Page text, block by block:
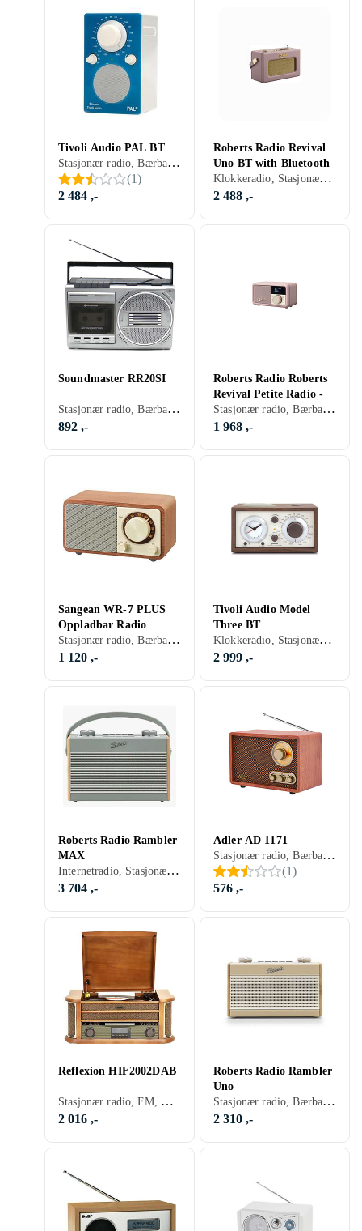
Tivoli Audio PAL BT
Stasjonær radio, Bærbar radio, FM, AM, DAB, DAB+, Oppladbart batteri, Allværsbeskyttelse (fuktighet/støv), Retro Radio, Hodetelefonutgang, Analog 3,5mm-inngang
(1)
2 484 ,-
Roberts Radio Revival
Uno BT with Bluetooth
Klokkeradio, Stasjonær radio, Bærbar radio, FM, DAB, DAB+, Batteri, RDS-radio, Klokkeradio med alarm, Retro Radio, Hodetelefonutgang, USB, Analog 3,5mm-inngang
2 488 ,-
Soundmaster RR20SI
Stasjonær radio, Bærbar radio, FM, MW, SW, Nettstrøm, Retro Radio, USB
892 ,-
Roberts Radio Roberts
Revival Petite Radio -
Stasjonær radio, Bærbar radio, FM, DAB, DAB+, Batteri, Oppladbart batteri, RDS-radio, Retro Radio, Hodetelefonutgang, USB
1 968 ,-
Sangean WR-7 PLUS
Oppladbar Radio
Stasjonær radio, Bærbar radio, FM, Retro Radio, Analog 3,5mm-inngang
1 120 ,-
Tivoli Audio Model
Three BT
Klokkeradio, Stasjonær radio, FM, AM, DAB+, Klokkeradio med alarm, Retro Radio, Hodetelefonutgang, USB, Analog 3,5mm-inngang
2 999 ,-
Roberts Radio Rambler
MAX
Internetradio, Stasjonær radio, Bærbar radio, FM, Internetströmning, DAB, DAB+, RDS-radio, Retro Radio, Hodetelefonutgang, Analog 3,5mm-inngang
3 704 ,-
Adler AD 1171
Stasjonær radio, Bærbar radio, FM, AM, Retro Radio
(1)
576 ,-
Reflexion HIF2002DAB
Stasjonær radio, FM, DAB, DAB+, MW, Fjernkontroll, Retro Radio, USB, Analog 3,5mm-inngang
2 016 ,-
Roberts Radio Rambler
Uno
Stasjonær radio, Bærbar radio, FM, DAB, DAB+, RDS-radio, Retro Radio, Hodetelefonutgang
2 310 ,-